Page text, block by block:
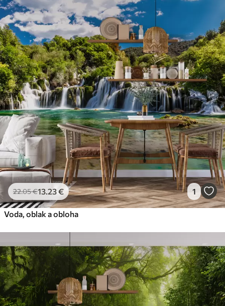
22.05€13 .23€ 1
Voda, oblak a obloha